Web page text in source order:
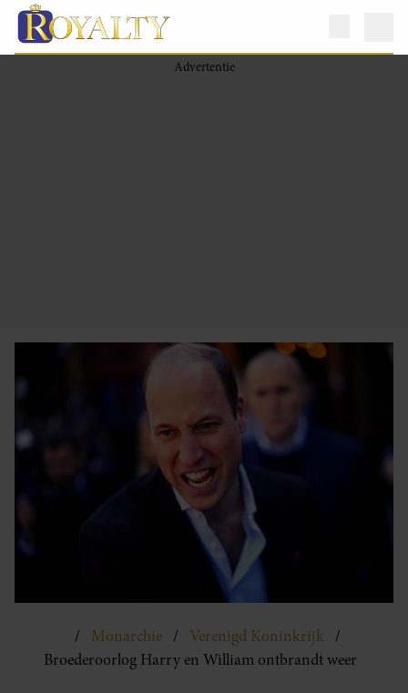
Monarchie
Verenigd Koninkrijk
Broederoorlog Harry en William ontbrandt weer